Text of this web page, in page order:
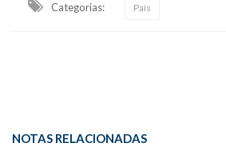
Categorias: País
NOTAS RELACIONADAS